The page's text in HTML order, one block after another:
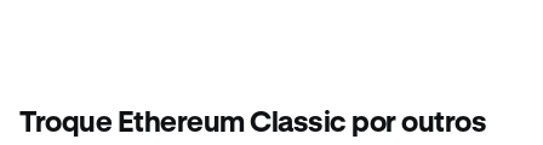
Troque Ethereum Classic por outros